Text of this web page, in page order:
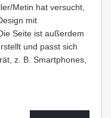
Metin hat versucht,
mit
Seite ist außerdem
und passt sich
z. B. Smartphones,